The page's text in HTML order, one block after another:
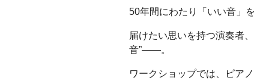
50年間にわたり「いい音」
届けたい思いを持つ演奏者
音”――。
ワークショップでは、ピア